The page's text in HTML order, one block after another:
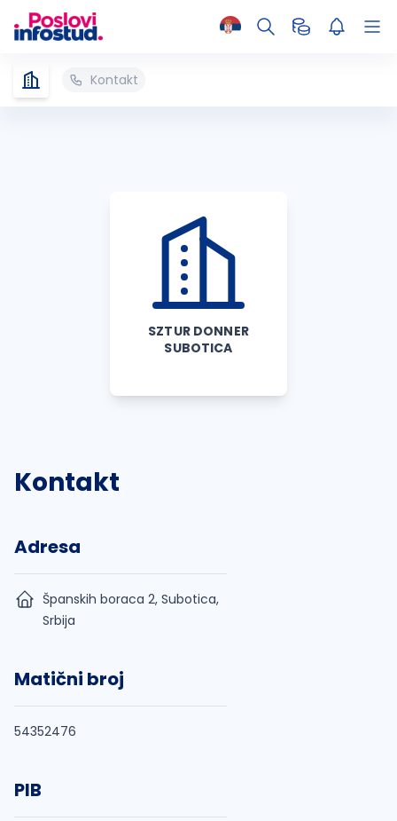
Kontakt
SZTUR DONNER
SUBOTICA
Kontakt
Adresa
Španskih boraca 2, Subotica,
Srbija
Matični broj
54352476
PIB